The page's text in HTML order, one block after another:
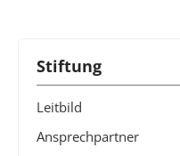
Stiftung
Leitbild
Ansprechpartner